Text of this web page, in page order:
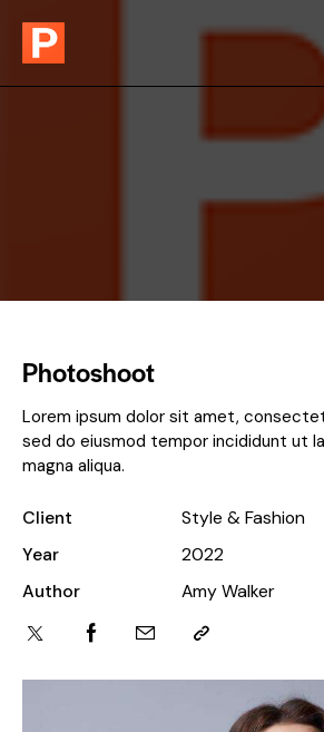
Photoshoot
Lorem ipsum dolor sit amet,
sed do eiusmod tempor incididunt ut
magna aliqua.
Client
Style & Fashion
Year
2022
Author
Amy Walker